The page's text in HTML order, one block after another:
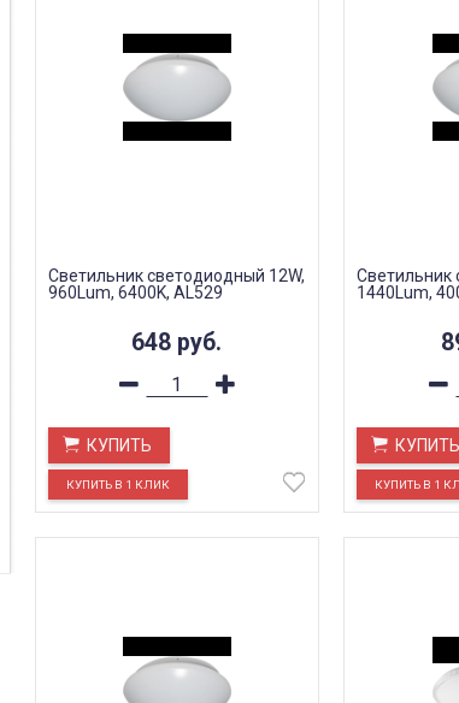
Светильник светодиодный 12W,
960Lum, 6400K, AL529
648 руб.
КУПИТЬ
Светильник
1440Lum,
КУПИТЬ